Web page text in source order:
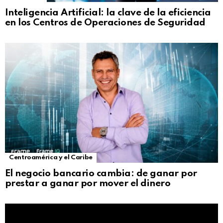
Inteligencia Artificial: la clave de la eficiencia
en los Centros de Operaciones de Seguridad
Centroamérica y el Caribe
El negocio bancario cambia: de ganar por
prestar a ganar por mover el dinero